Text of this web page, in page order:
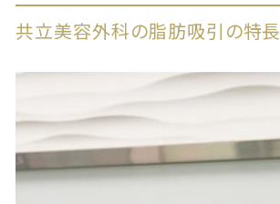
共立美容外科の脂肪吸引の特長